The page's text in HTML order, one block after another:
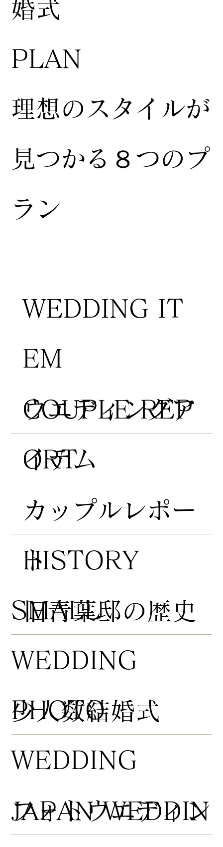
婚式
​PLAN
HISTORY
COUPLE REP
ORT
​旧青葉邸の歴史
​理想のスタイルが
見つかる８つのプ
ラン
​カップルレポー
ト
WEDDING IT
EM
​ウエディングア
イテム
​少人数結婚式
​SMALL
WEDDING
​フォトウエディン
PHOTO
WEDDING
JAPAN WEDDIN